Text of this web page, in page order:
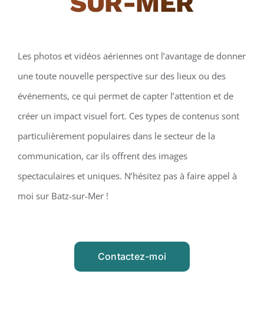
Les photos et vidéos aériennes ont l’avantage de donner
une toute nouvelle perspective sur des lieux ou des
événements, ce qui permet de capter l’attention et de
créer un impact visuel fort. Ces types de contenus sont
particulièrement populaires dans le secteur de la
communication, car ils offrent des images
spectaculaires et uniques. N’hésitez pas à faire appel à
moi sur Batz-sur-Mer !
Contactez-moi